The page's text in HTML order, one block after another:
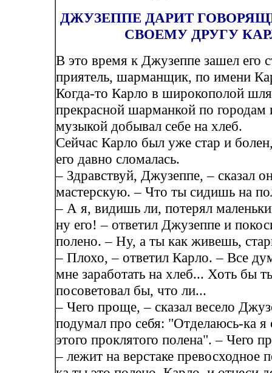
ДЖУЗЕППЕ ДАРИТ
СВОЕМУ ДРУГУ
В это время к Джузеппе зашел его
приятель, шарманщик, по имени
Когда-то Карло в широкополой
прекрасной шарманкой по городам
музыкой добывал себе на хлеб.
Сейчас Карло был уже стар и
его давно сломалась.
– Здравствуй, Джузеппе, – сказал
мастерскую. – Что ты сидишь на
– А я, видишь ли, потерял
ну его! – ответил Джузеппе и
полено. – Ну, а ты как живешь,
– Плохо, – ответил Карло. – Все
мне заработать на хлеб... Хоть бы
посоветовал бы, что ли...
– Чего проще, – сказал весело
подумал про себя: "Отделаюсь-ка я
этого проклятого полена". – Чего
– лежит на верстаке превосходное